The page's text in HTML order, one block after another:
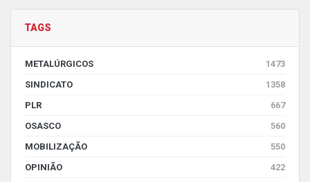
TAGS
METALÚRGICOS
1473
SINDICATO
1358
PLR
667
OSASCO
560
MOBILIZAÇÃO
550
OPINIÃO
422